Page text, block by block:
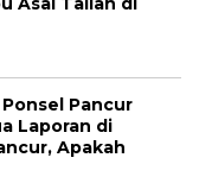
Pancur
Laporan di
Apakah